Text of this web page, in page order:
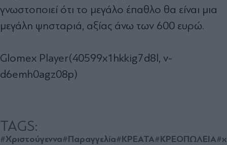
γνωστοποιεί ότι το μεγάλο έπαθλο θα είναι μια
μεγάλη ψησταριά, αξίας άνω των 600 ευρώ.
Glomex Player(40599x1hkkig7d8l, v-
d6emh0agz08p)
TAGS:
#Χριστούγεννα#Παραγγελία#ΚΡΕΑΤΑ#ΚΡΕΟΠΩΛΕΙΑ